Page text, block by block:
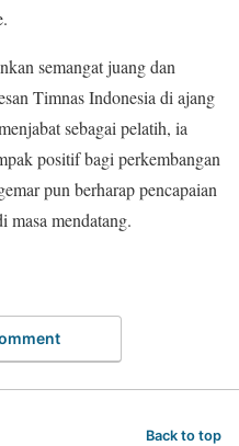
semangat juang dan
Timnas Indonesia di ajang
sebagai pelatih, ia
positif bagi perkembangan
pun berharap pencapaian
mendatang.
Back to top